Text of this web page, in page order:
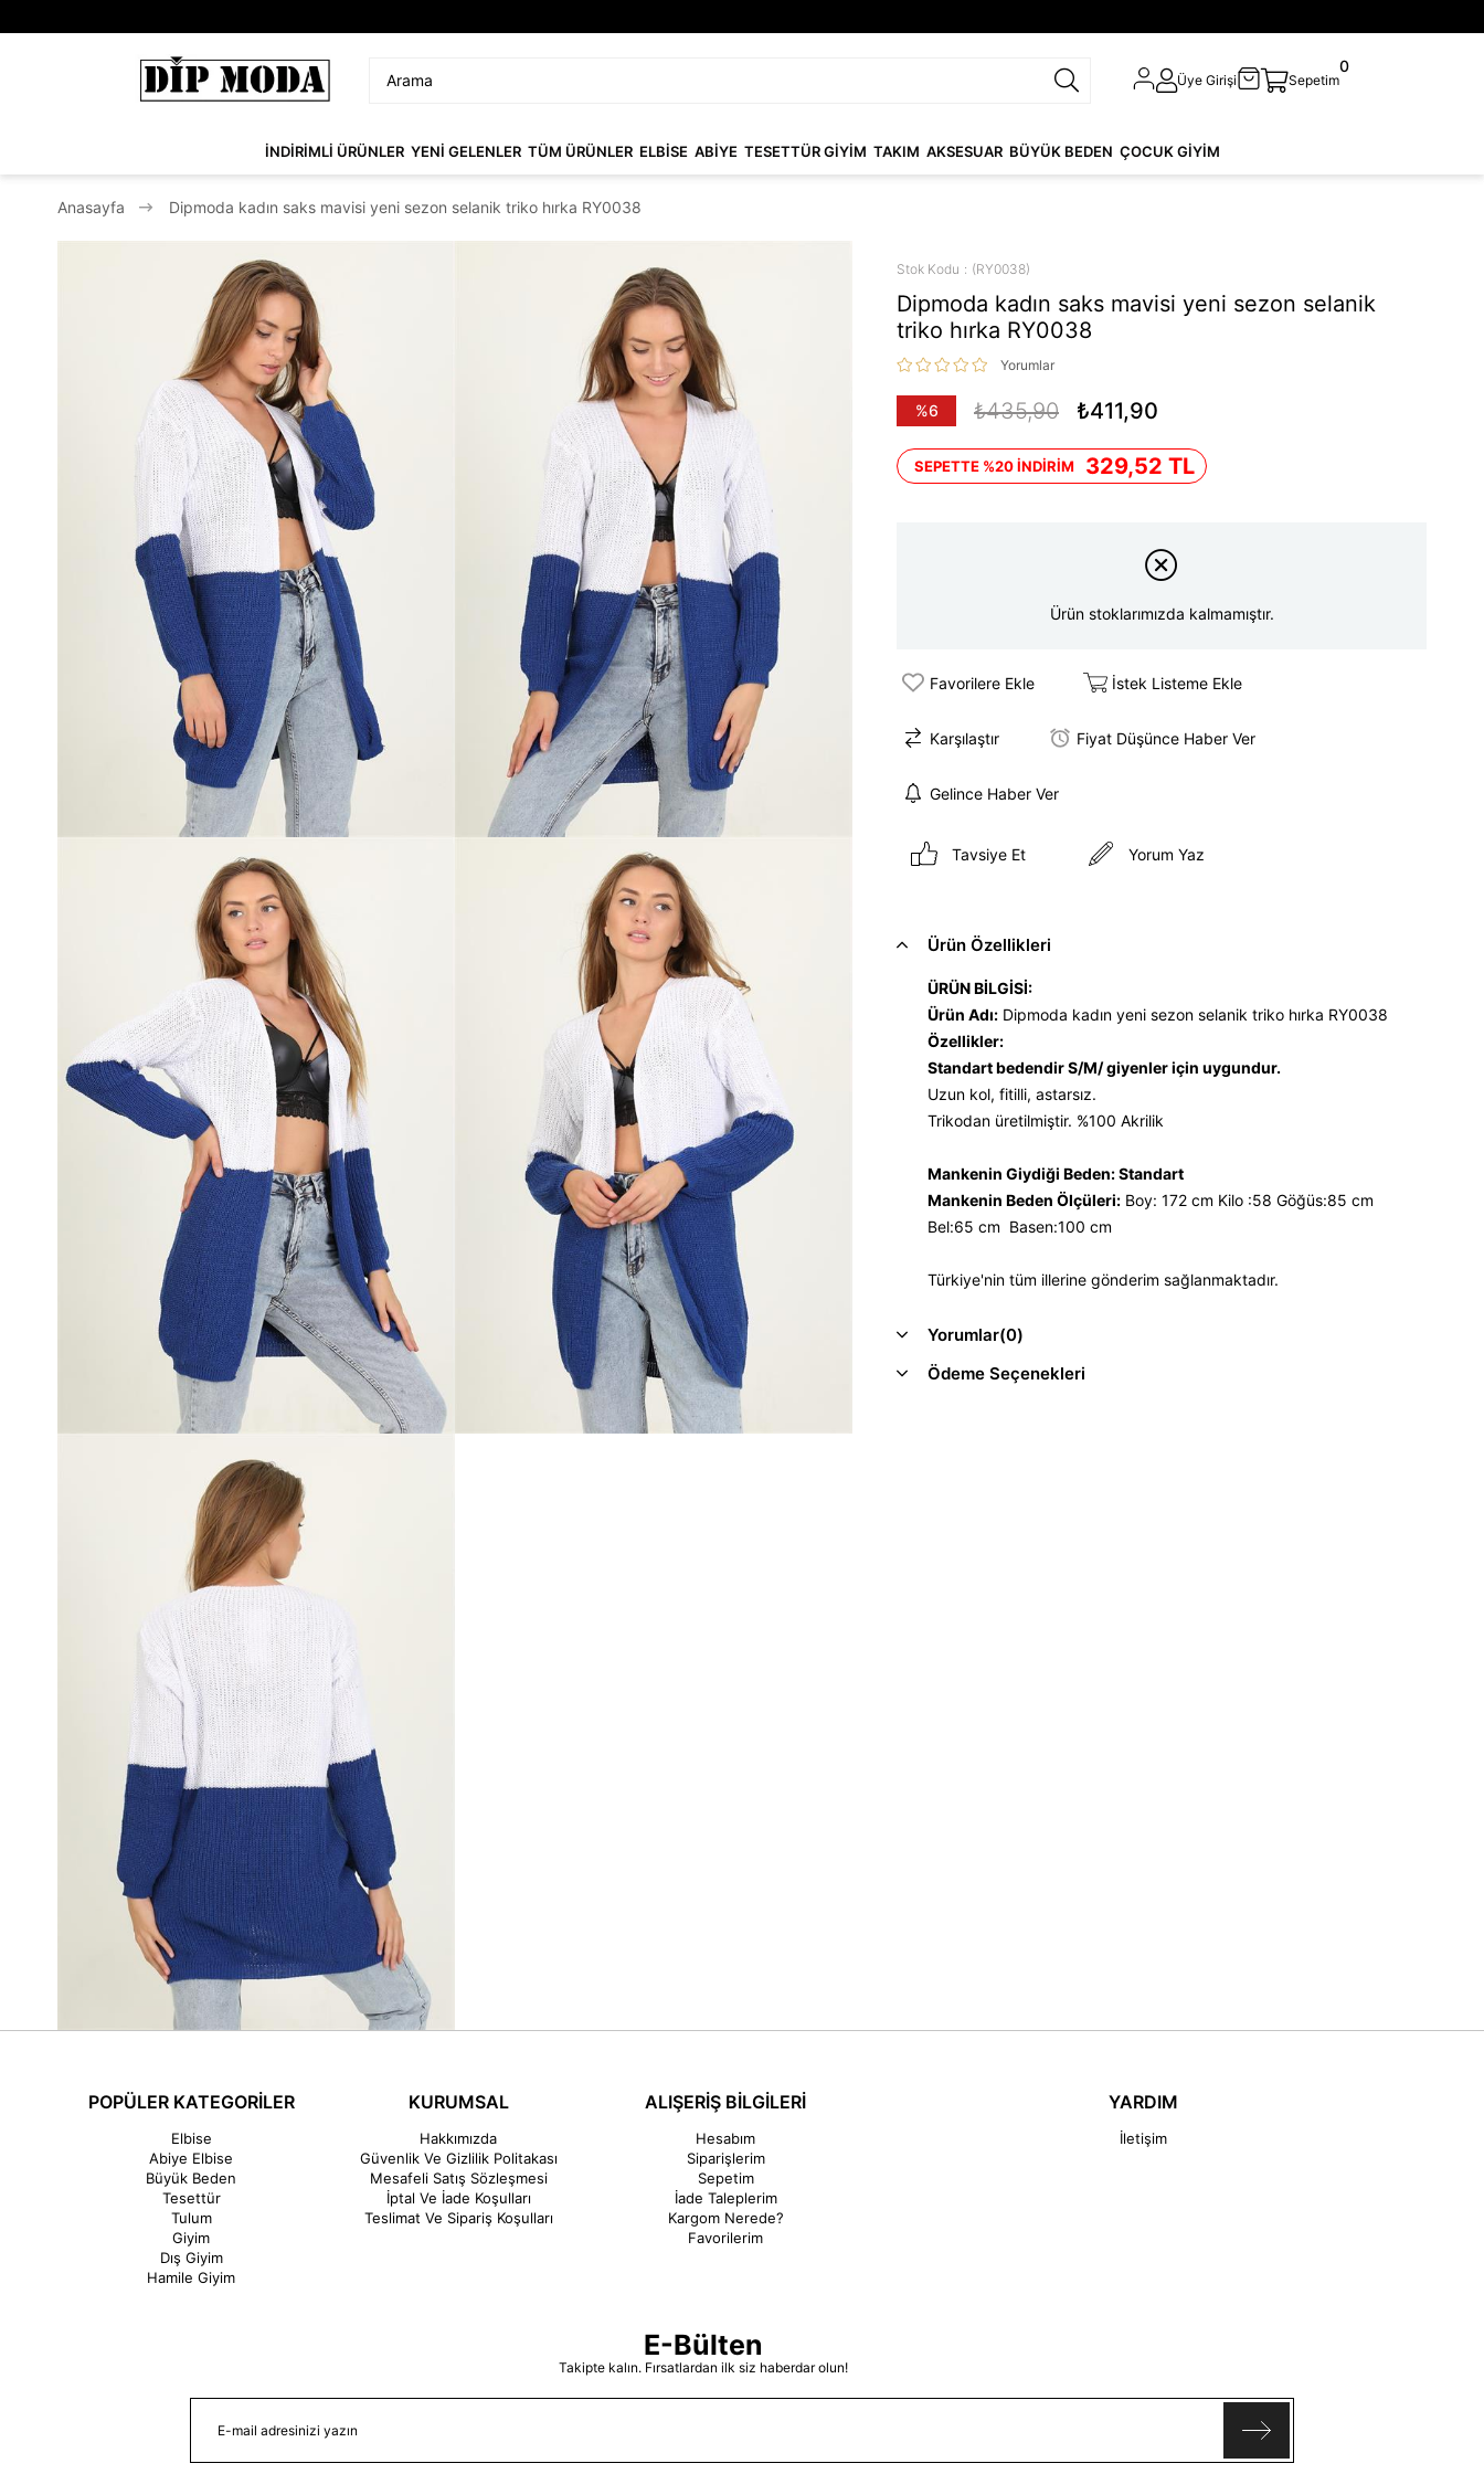
Üye Girişi Sepetim
0
İNDİRİMLİ ÜRÜNLER YENİ GELENLER TÜM ÜRÜNLER ELBİSE ABİYE TESETTÜR GİYİM TAKIM AKSESUAR BÜYÜK BEDEN ÇOCUK GİYİM
Anasayfa Dipmoda kadın saks mavisi yeni sezon selanik triko hırka RY0038
Stok Kodu (RY0038)
Dipmoda kadın saks mavisi yeni sezon selanik
triko hırka RY0038
Yorumlar
%6
₺435,90 ₺411,90
SEPETTE %20 İNDİRİM 329,52 TL
Ürün stoklarımızda kalmamıştır.
Favorilere Ekle İstek Listeme Ekle
Karşılaştır Fiyat Düşünce Haber Ver
Gelince Haber Ver
Tavsiye Et Yorum Yaz
Ürün Özellikleri
ÜRÜN BİLGİSİ:
Ürün Adı: Dipmoda kadın yeni sezon selanik triko hırka RY0038
Özellikler:
Standart bedendir S/M/ giyenler için uygundur.
Uzun kol, fitilli, astarsız.
Trikodan üretilmiştir. %100 Akrilik
Mankenin Giydiği Beden: Standart
Mankenin Beden Ölçüleri: Boy: 172 cm Kilo :58 Göğüs:85 cm
Bel:65 cm Basen:100 cm
Türkiye'nin tüm illerine gönderim sağlanmaktadır.
Yorumlar(0)
Ödeme Seçenekleri
POPÜLER KATEGORİLER
Elbise
Abiye Elbise
Büyük Beden
Tesettür
Tulum
Giyim
Dış Giyim
Hamile Giyim
KURUMSAL
Hakkımızda
Güvenlik Ve Gizlilik Politakası
Mesafeli Satış Sözleşmesi
İptal Ve İade Koşulları
Teslimat Ve Sipariş Koşulları
ALIŞERİŞ BİLGİLERİ
Hesabım
Siparişlerim
Sepetim
İade Taleplerim
Kargom Nerede?
Favorilerim
YARDIM
İletişim
E-Bülten
Takipte kalın. Fırsatlardan ilk siz haberdar olun!